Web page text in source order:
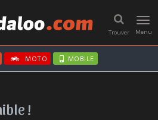
Menu
Trouver
MOTO MOBILE
!